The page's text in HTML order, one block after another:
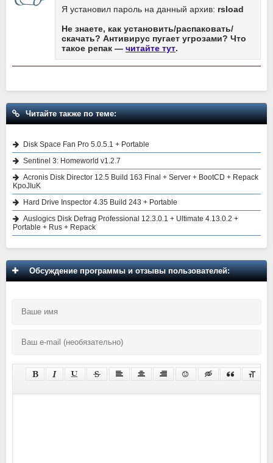
Я установил пароль на данный архив: rsload
Не знаете, как установить/распаковать/
скачать? Антивирус пугает угрозами? Что
такое репак — читайте тут.
Читайте также по теме:
Disk Space Fan Pro 5.0.5.1 + Portable
Sentinel 3: Homeworld v1.2.7
Acronis Disk Director 12.5 Build 163 Final + Server + BootCD + Repack
KpoJIuK
Hard Drive Inspector 4.35 Build 243 + Portable
Auslogics Disk Defrag Professional 12.3.0.1 + Ultimate 4.13.0.2 +
Portable + Rus + Repack
Обсуждение программы и отзывы пользователей: